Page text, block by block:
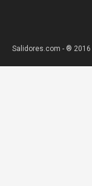
Salidores.com - ®